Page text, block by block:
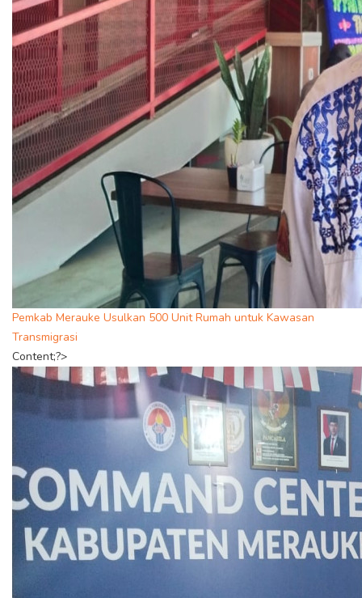
Pemkab Merauke Usulkan 500 Unit Rumah untuk Kawasan
Transmigrasi
Content;?>